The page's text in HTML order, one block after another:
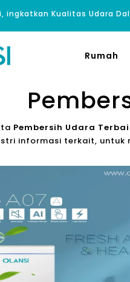
ingkatkan Kualitas Udara
Rumah
Pembersih Udara
informasi terkait, untuk